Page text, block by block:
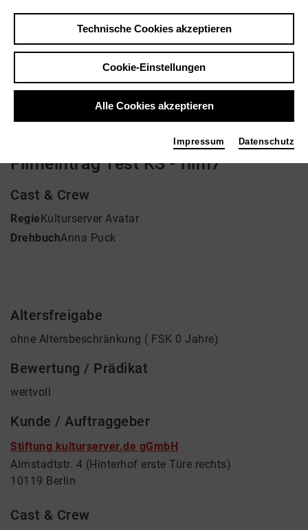
Film Info
2021 | 47 min.
Regie: Kulturserver Avatar
kein Angebot eingestellt
Filmeintrag Test KS - film7
Cast & Crew
RegieKulturserver Avatar
DrehbuchAnna Puck
Altersfreigabe
ohne Altersbeschränkung ( FSK 0 Jahre)
Bewertung / Prädikat
wertvoll
Kunde / Auftraggeber
Stiftung kulturserver.de gGmbH
Almstadtstr. 4 (Hinterhof erste Türe rechts)
10119 Berlin
Cast & Crew
Technische Cookies akzeptieren
Cookie-Einstellungen
Alle Cookies akzeptieren
Impressum Datenschutz